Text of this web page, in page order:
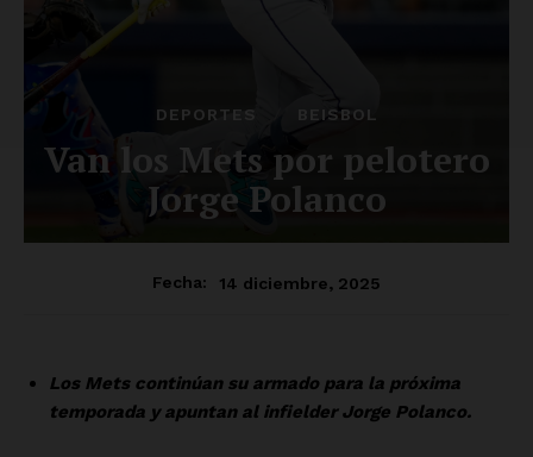
DEPORTES BEISBOL
Van los Mets por pelotero
Jorge Polanco
Fecha: 14 diciembre, 2025
Los Mets continúan su armado para la próxima
temporada y apuntan al infielder Jorge Polanco.